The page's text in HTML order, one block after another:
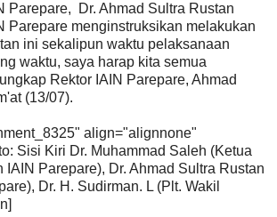
Parepare, Dr. Ahmad Sultra Rustan
Parepare menginstruksikan melakukan
ini sekalipun waktu pelaksanaan
waktu, saya harap kita semua
Rektor IAIN Parepare, Ahmad
(13/07).
align="alignnone"
Sisi Kiri Dr. Muhammad Saleh (Ketua
IAIN Parepare), Dr. Ahmad Sultra Rustan
Dr. H. Sudirman. L (Plt. Wakil